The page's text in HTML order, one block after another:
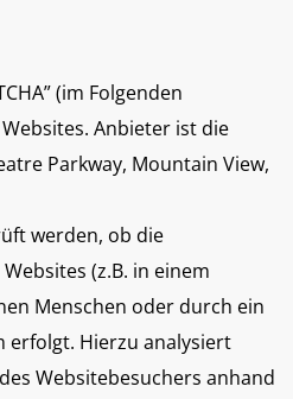
(im Folgenden
Websites. Anbieter ist die
Parkway, Mountain View,
werden, ob die
(z.B. in einem
Menschen oder durch ein
Hierzu analysiert
Websitebesuchers anhand